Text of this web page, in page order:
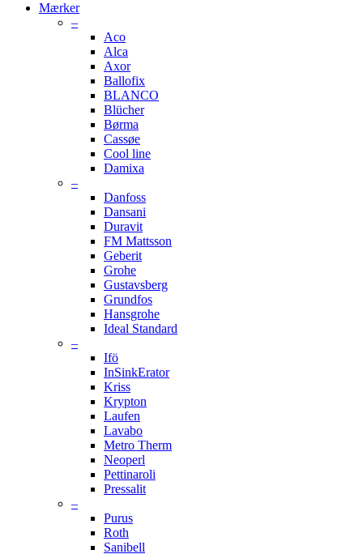
Mærker
–
Aco
Alca
Axor
Ballofix
BLANCO
Blücher
Børma
Cassøe
Cool line
Damixa
–
Danfoss
Dansani
Duravit
FM Mattsson
Geberit
Grohe
Gustavsberg
Grundfos
Hansgrohe
Ideal Standard
–
Ifö
InSinkErator
Kriss
Krypton
Laufen
Lavabo
Metro Therm
Neoperl
Pettinaroli
Pressalit
–
Purus
Roth
Sanibell